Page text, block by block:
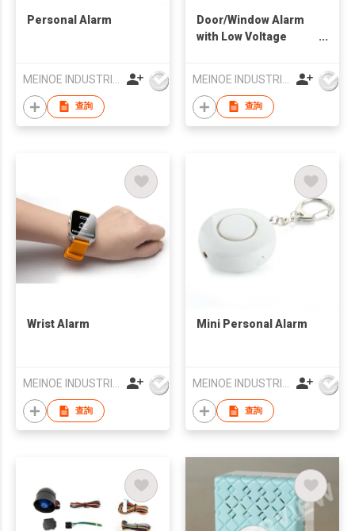
Personal Alarm
查詢
Door/Window Alarm
with Low Voltage
查詢
Wrist Alarm
查詢
Mini Personal Alarm
查詢